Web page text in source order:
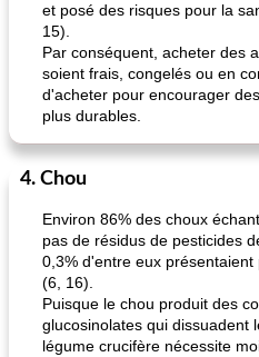
et posé des risques pour la
15).
Par conséquent, acheter des
soient frais, congelés ou en
d'acheter pour encourager
plus durables.
4. Chou
Environ 86% des choux
pas de résidus de pesticides
0,3% d'entre eux
(6, 16).
Puisque le chou produit des
glucosinolates qui dissuadent
légume crucifère nécessite